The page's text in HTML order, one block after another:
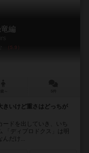
編
5.9
きいけど重さはどっちが
ードを出していき、いち
「ディプロドクス」は明
んだけ...